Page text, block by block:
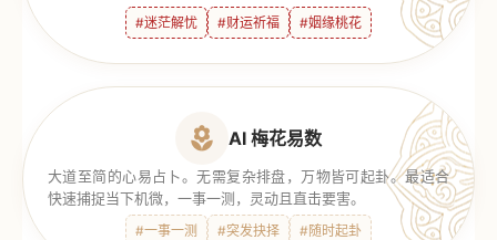
#迷茫解忧 #财运祈福 #姻缘桃花
AI 梅花易数
大道至简的心易占卜。无需复杂排盘，万物皆可起卦。最适合
快速捕捉当下机微，一事一测，灵动且直击要害。
#一事一测 #突发抉择 #随时起卦